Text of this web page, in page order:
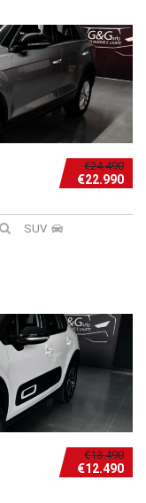
€24.490
€22.990
SUV
€13.490
€12.490